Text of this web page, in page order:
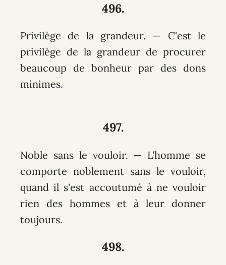
496.
Privilège de la grandeur. — C'est le
privilège de la grandeur de procurer
beaucoup de bonheur par des dons
minimes.
497.
Noble sans le vouloir. — L'homme se
comporte noblement sans le vouloir,
quand il s'est accoutumé à ne vouloir
rien des hommes et à leur donner
toujours.
498.